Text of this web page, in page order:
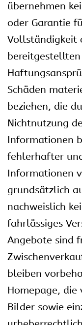
übernehmen
oder Garantie
Vollständigkeit
Schäden
beziehen, die
Nichtnutzung
Informationen
fehlerhafter
Informationen
grundsätzlich
nachweislich
fahrlässiges
Angebote sind
bleiben
Homepage, die
Bilder sowie